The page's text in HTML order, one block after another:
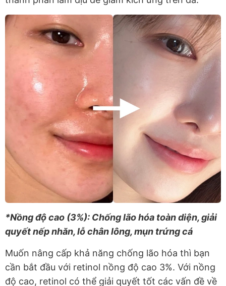
*Nồng độ cao (3%): Chống lão hóa toàn diện, giải
quyết nếp nhăn, lỗ chân lông, mụn trứng cá
Muốn nâng cấp khả năng chống lão hóa thì bạn
cần bắt đầu với retinol nồng độ cao 3%. Với nồng
độ cao, retinol có thể giải quyết tốt các vấn đề về